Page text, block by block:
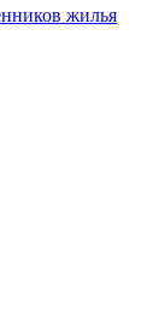
жилья